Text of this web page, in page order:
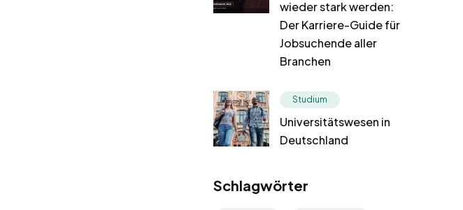
wieder stark werden:
Der Karriere-Guide für
Jobsuchende aller
Branchen
Studium
Universitätswesen in
Deutschland
Schlagwörter